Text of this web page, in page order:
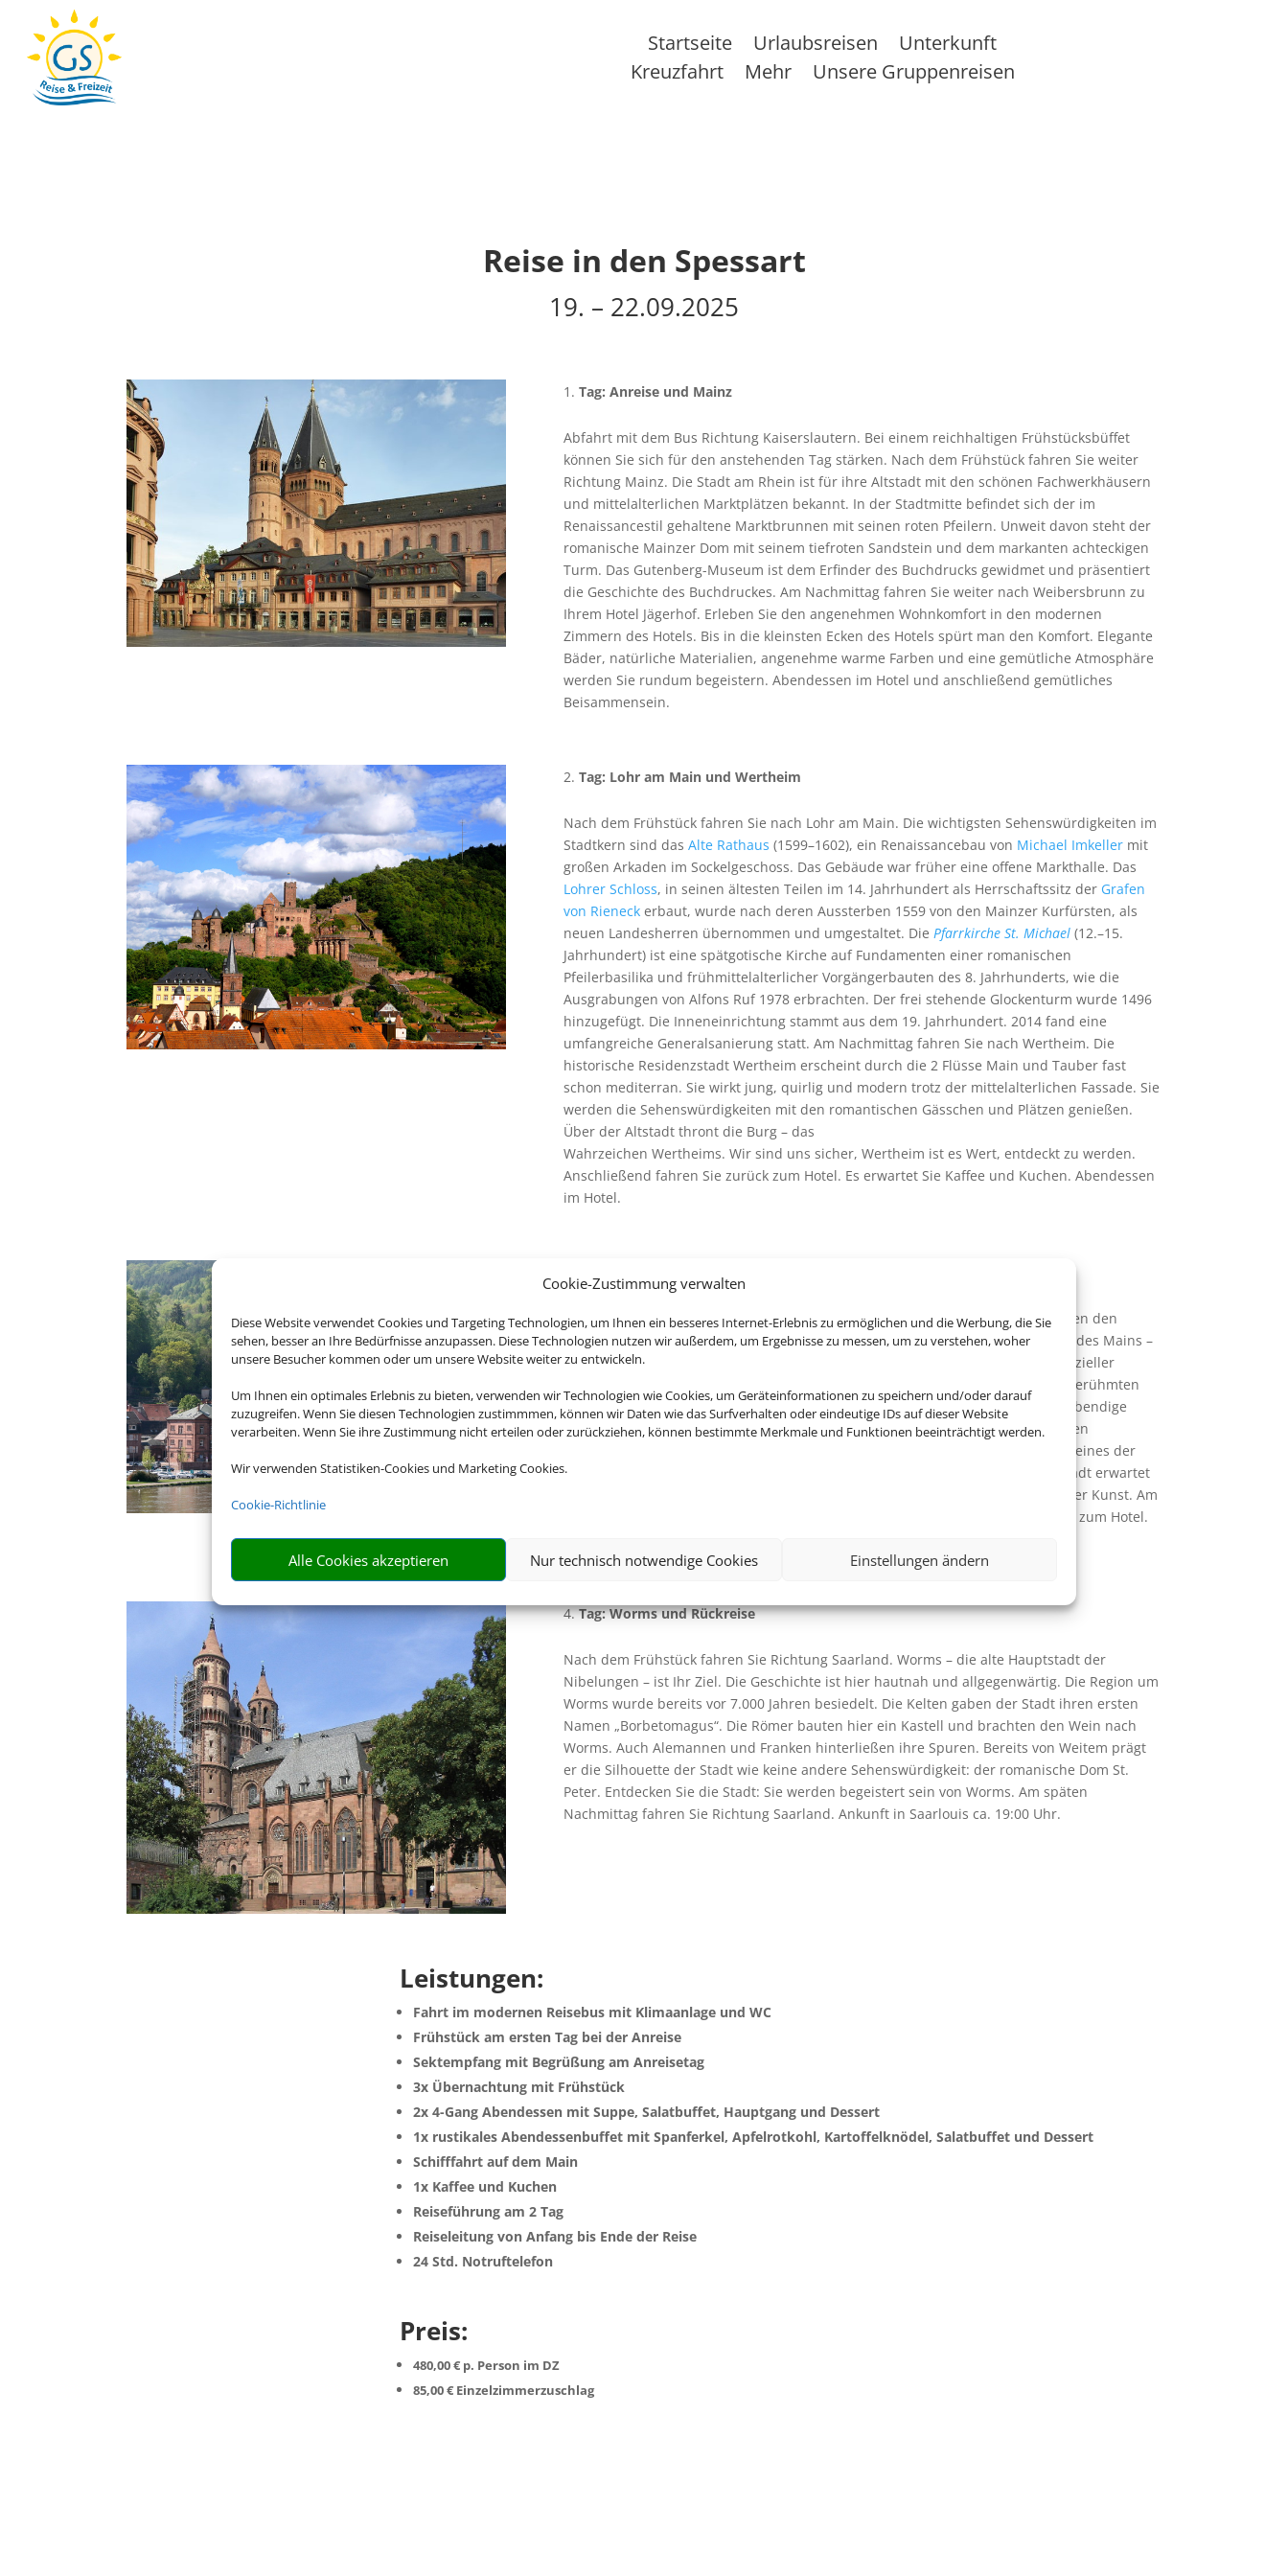
Cookie-Zustimmung verwalten
Diese Website verwendet Cookies und Targeting Technologien, um Ihnen ein besseres Internet-Erlebnis zu ermöglichen und die Werbung, die Sie
sehen, besser an Ihre Bedürfnisse anzupassen. Diese Technologien nutzen wir außerdem, um Ergebnisse zu messen, um zu verstehen, woher
unsere Besucher kommen oder um unsere Website weiter zu entwickeln.
Um Ihnen ein optimales Erlebnis zu bieten, verwenden wir Technologien wie Cookies, um Geräteinformationen zu speichern und/oder darauf
zuzugreifen. Wenn Sie diesen Technologien zustimmmen, können wir Daten wie das Surfverhalten oder eindeutige IDs auf dieser Website
verarbeiten. Wenn Sie ihre Zustimmung nicht erteilen oder zurückziehen, können bestimmte Merkmale und Funktionen beeinträchtigt werden.
Wir verwenden Statistiken-Cookies und Marketing Cookies.
Cookie-Richtlinie
Alle Cookies akzeptieren Nur technisch notwendige Cookies Einstellungen ändern
Startseite Urlaubsreisen
Unterkunft
Kreuzfahrt
Mehr Unsere Gruppenreisen
Reise in den Spessart
19. – 22.09.2025
Tag: Anreise und Mainz
Abfahrt mit dem Bus Richtung Kaiserslautern. Bei einem reichhaltigen Frühstücksbüffet
können Sie sich für den anstehenden Tag stärken. Nach dem Frühstück fahren Sie weiter
Richtung Mainz. Die Stadt am Rhein ist für ihre Altstadt mit den schönen Fachwerkhäusern
und mittelalterlichen Marktplätzen bekannt. In der Stadtmitte befindet sich der im
Renaissancestil gehaltene Marktbrunnen mit seinen roten Pfeilern. Unweit davon steht der
romanische Mainzer Dom mit seinem tiefroten Sandstein und dem markanten achteckigen
Turm. Das Gutenberg-Museum ist dem Erfinder des Buchdrucks gewidmet und präsentiert
die Geschichte des Buchdruckes. Am Nachmittag fahren Sie weiter nach Weibersbrunn zu
Ihrem Hotel Jägerhof. Erleben Sie den angenehmen Wohnkomfort in den modernen
Zimmern des Hotels. Bis in die kleinsten Ecken des Hotels spürt man den Komfort. Elegante
Bäder, natürliche Materialien, angenehme warme Farben und eine gemütliche Atmosphäre
werden Sie rundum begeistern. Abendessen im Hotel und anschließend gemütliches
Beisammensein.
Tag: Lohr am Main und Wertheim
Nach dem Frühstück fahren Sie nach Lohr am Main. Die wichtigsten Sehenswürdigkeiten im
Stadtkern sind das Alte Rathaus (1599–1602), ein Renaissancebau von Michael Imkellermit
großen Arkaden im Sockelgeschoss. Das Gebäude war früher eine offene Markthalle. Das
Lohrer Schloss, in seinen ältesten Teilen im 14. Jahrhundert als Herrschaftssitz der Grafen
von Rieneckerbaut, wurde nach deren Aussterben 1559 von den Mainzer Kurfürsten, als
neuen Landesherren übernommen und umgestaltet. Die Pfarrkirche St. Michael(12.–15.
Jahrhundert) ist eine spätgotische Kirche auf Fundamenten einer romanischen
Pfeilerbasilika und frühmittelalterlicher Vorgängerbauten des 8. Jahrhunderts, wie die
Ausgrabungen von Alfons Ruf 1978 erbrachten. Der frei stehende Glockenturm wurde 1496
hinzugefügt. Die Inneneinrichtung stammt aus dem 19. Jahrhundert. 2014 fand eine
umfangreiche Generalsanierung statt. Am Nachmittag fahren Sie nach Wertheim. Die
historische Residenzstadt Wertheim erscheint durch die 2 Flüsse Main und Tauber fast
schon mediterran. Sie wirkt jung, quirlig und modern trotz der mittelalterlichen Fassade. Sie
werden die Sehenswürdigkeiten mit den romantischen Gässchen und Plätzen genießen.
Über der Altstadt thront die Burg – das
Wahrzeichen Wertheims. Wir sind uns sicher, Wertheim ist es Wert, entdeckt zu werden.
Anschließend fahren Sie zurück zum Hotel. Es erwartet Sie Kaffee und Kuchen. Abendessen
im Hotel.
Nach dem Frühstück fahren Sie nach Miltenberg. Malerisch eingebettet zwischen den
Hügeln von Spessart und Odenwald erwarten Sie – aufgereiht am blauen Band des Mains –
Miltenberg, Bürgstadt und Kleinheubach, die DREI AM MAIN. Miltenberg ist offizieller
„Bayerischer Genussort“ und mit seinem mittelalterlichen Fachwerk, dem weltberühmten
Schnatterloch, sowie der ältesten Fürstenherberge Deutschlands gleichzeitig lebendige
Gegenwart und Geschichte pur. Das Leben im Laufe der Jahrhunderte wird Ihnen
eindrucksvoll präsentiert im preisgekrönten Museum Stadt Miltenberg, das als eines der
schönsten Museen Bayerns gilt. Im Museum Burg Miltenberg hoch über der Stadt erwartet
Sie in alten Mauern ein spannungsreicher Dialog zwischen Ikonen und moderner Kunst. Am
Nachmittag machen Sie eine Schifffahrt auf dem Main. Anschließend Rückfahrt zum Hotel.
Tag: Worms und Rückreise
Nach dem Frühstück fahren Sie Richtung Saarland. Worms – die alte Hauptstadt der
Nibelungen – ist Ihr Ziel. Die Geschichte ist hier hautnah und allgegenwärtig. Die Region um
Worms wurde bereits vor 7.000 Jahren besiedelt. Die Kelten gaben der Stadt ihren ersten
Namen „Borbetomagus“. Die Römer bauten hier ein Kastell und brachten den Wein nach
Worms. Auch Alemannen und Franken hinterließen ihre Spuren. Bereits von Weitem prägt
er die Silhouette der Stadt wie keine andere Sehenswürdigkeit: der romanische Dom St.
Peter. Entdecken Sie die Stadt: Sie werden begeistert sein von Worms. Am späten
Nachmittag fahren Sie Richtung Saarland. Ankunft in Saarlouis ca. 19:00 Uhr.
Leistungen:
Fahrt im modernen Reisebus mit Klimaanlage und WC
Frühstück am ersten Tag bei der Anreise
Sektempfang mit Begrüßung am Anreisetag
3x Übernachtung mit Frühstück
2x 4-Gang Abendessen mit Suppe, Salatbuffet, Hauptgang und Dessert
1x rustikales Abendessenbuffet mit Spanferkel, Apfelrotkohl, Kartoffelknödel, Salatbuffet und Dessert
Schifffahrt auf dem Main
1x Kaffee und Kuchen
Reiseführung am 2 Tag
Reiseleitung von Anfang bis Ende der Reise
24 Std. Notruftelefon
Preis:
480,00 € p. Person im DZ
85,00 € Einzelzimmerzuschlag